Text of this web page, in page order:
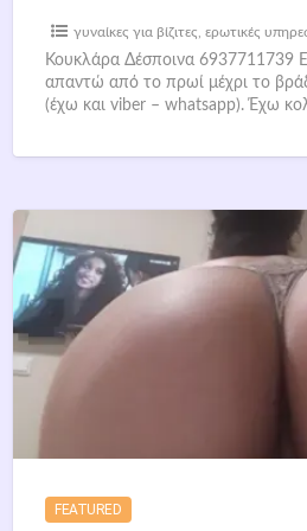
γυναίκες για βίζιτες ερωτικές
Κουκλάρα Δέσποινα 6937711739
απαντώ από το πρωί μέχρι το
(έχω και viber – whatsapp). Έχω
FEATURED